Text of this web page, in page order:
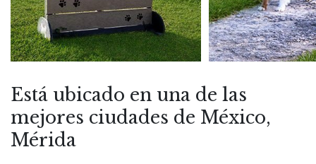
Está ubicado en una de las
mejores ciudades de México,
Mérida